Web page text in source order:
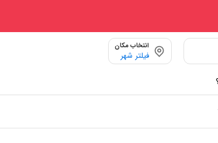
انتخاب مکان
فیلتر شهر